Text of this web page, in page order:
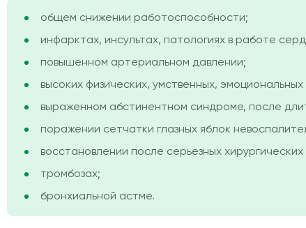
общем снижении работоспособности;
инфарктах, инсультах, патологиях в работе
повышенном артериальном давлении;
высоких физических, умственных,
выраженном абстинентном синдроме, после
поражении сетчатки глазных яблок
восстановлении после серьезных
тромбозах;
бронхиальной астме.